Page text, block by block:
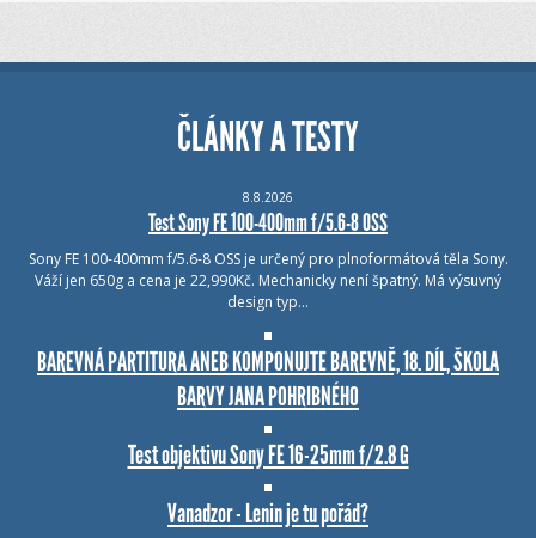
ČLÁNKY A TESTY
8.8.2026
Test Sony FE 100-400mm f/5.6-8 OSS
Sony FE 100-400mm f/5.6-8 OSS je určený pro plnoformátová těla Sony.
Váží jen 650g a cena je 22,990Kč. Mechanicky není špatný. Má výsuvný
design typ…
BAREVNÁ PARTITURA ANEB KOMPONUJTE BAREVNĚ, 18. DÍL, ŠKOLA
BARVY JANA POHRIBNÉHO
Test objektivu Sony FE 16-25mm f/2.8 G
Vanadzor - Lenin je tu pořád?